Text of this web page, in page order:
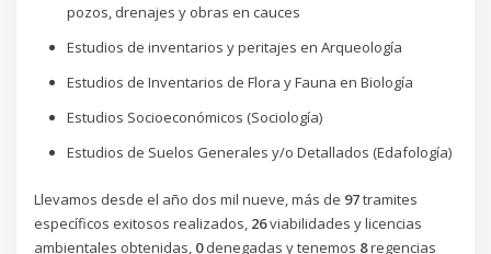
pozos, drenajes y obras en cauces
Estudios de inventarios y peritajes en Arqueología
Estudios de Inventarios de Flora y Fauna en Biología
Estudios Socioeconómicos (Sociología)
Estudios de Suelos Generales y/o Detallados (Edafología)
Llevamos desde el año dos mil nueve, más de 97tramites
específicos exitosos realizados, 26viabilidades y licencias
ambientales obtenidas, 0denegadas y tenemos 8regencias